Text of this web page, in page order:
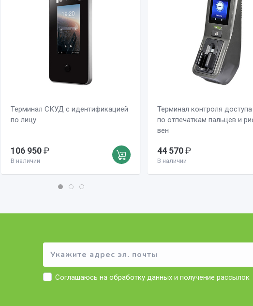
Терминал СКУД с идентификацией
по лицу
106 950₽
В наличии
Терминал контроля доступа
по отпечаткам пальцев и
вен
44 570₽
В наличии
Соглашаюсь на обработку данных и получение рассылок